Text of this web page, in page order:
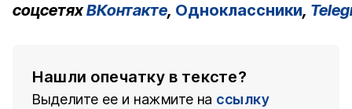
соцсетяхВКонтакте, Одноклассники,
Нашли опечатку в тексте?
Выделите ее и нажмите на ссылку